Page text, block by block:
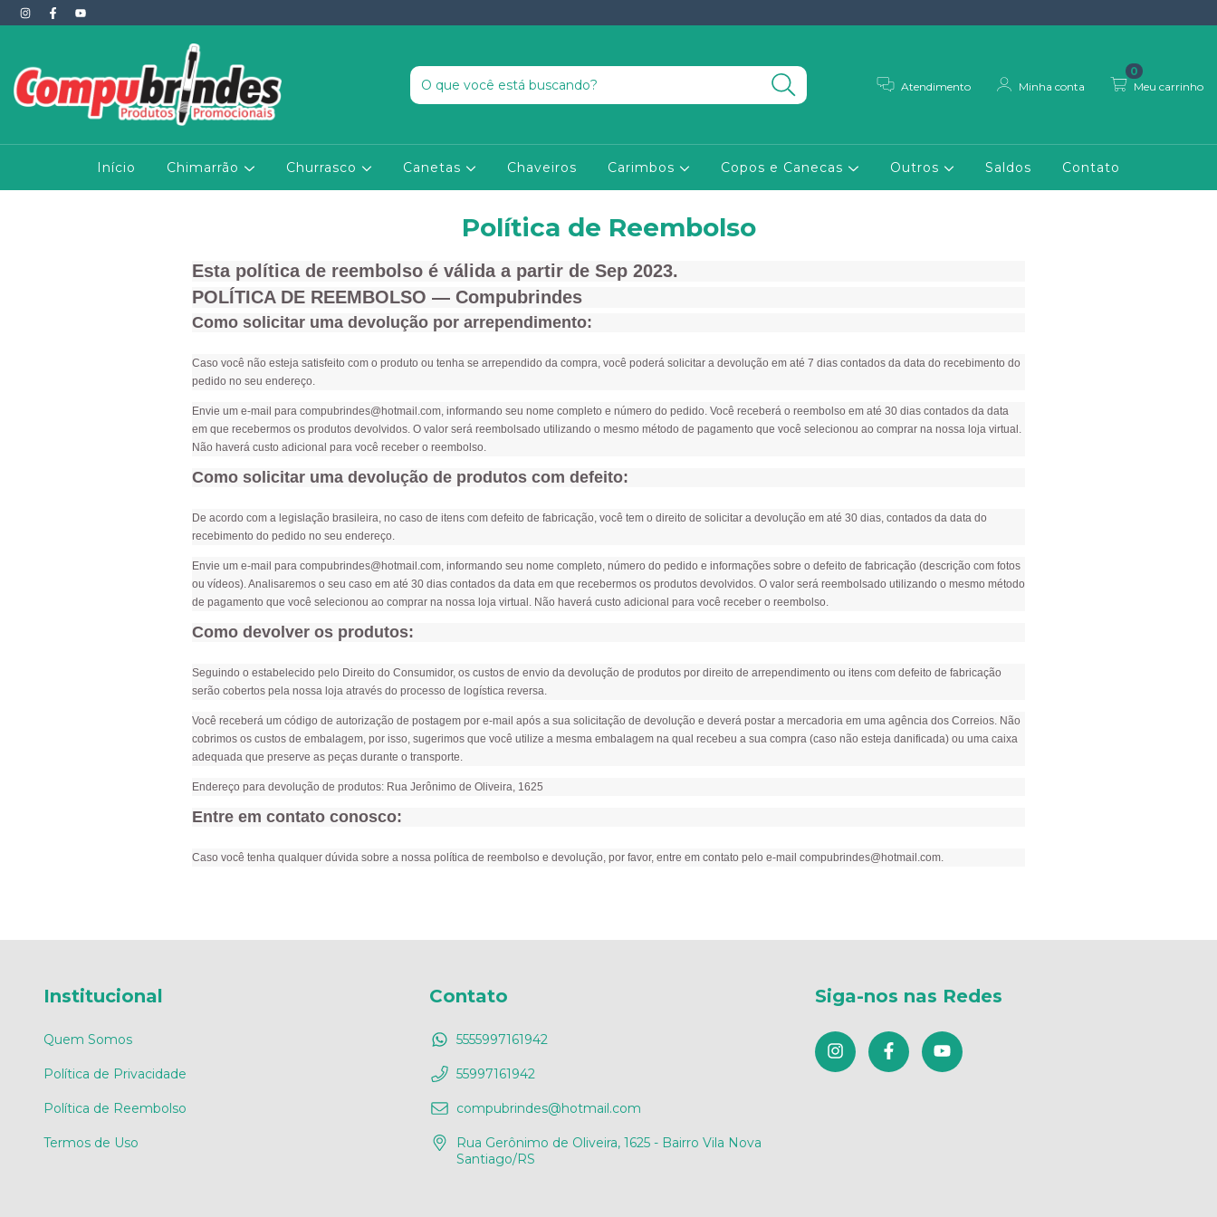
Atendimento Minha conta Meu carrinho
0
Início Chimarrão Churrasco Canetas Chaveiros Carimbos Copos e Canecas Outros Saldos Contato
Política de Reembolso
Esta política de reembolso é válida a partir de Sep 2023.
POLÍTICA DE REEMBOLSO — Compubrindes
Como solicitar uma devolução por arrependimento:
Caso você não esteja satisfeito com o produto ou tenha se arrependido da compra, você poderá solicitar a devolução em até 7 dias contados da data do recebimento do
pedido no seu endereço.
Envie um e-mail para compubrindes@hotmail.com, informando seu nome completo e número do pedido. Você receberá o reembolso em até 30 dias contados da data
em que recebermos os produtos devolvidos. O valor será reembolsado utilizando o mesmo método de pagamento que você selecionou ao comprar na nossa loja virtual.
Não haverá custo adicional para você receber o reembolso.
Como solicitar uma devolução de produtos com defeito:
De acordo com a legislação brasileira, no caso de itens com defeito de fabricação, você tem o direito de solicitar a devolução em até 30 dias, contados da data do
recebimento do pedido no seu endereço.
Envie um e-mail para compubrindes@hotmail.com, informando seu nome completo, número do pedido e informações sobre o defeito de fabricação (descrição com fotos
ou vídeos). Analisaremos o seu caso em até 30 dias contados da data em que recebermos os produtos devolvidos. O valor será reembolsado utilizando o mesmo método
de pagamento que você selecionou ao comprar na nossa loja virtual. Não haverá custo adicional para você receber o reembolso.
Como devolver os produtos:
Seguindo o estabelecido pelo Direito do Consumidor, os custos de envio da devolução de produtos por direito de arrependimento ou itens com defeito de fabricação
serão cobertos pela nossa loja através do processo de logística reversa.
Você receberá um código de autorização de postagem por e-mail após a sua solicitação de devolução e deverá postar a mercadoria em uma agência dos Correios. Não
cobrimos os custos de embalagem, por isso, sugerimos que você utilize a mesma embalagem na qual recebeu a sua compra (caso não esteja danificada) ou uma caixa
adequada que preserve as peças durante o transporte.
Endereço para devolução de produtos: Rua Jerônimo de Oliveira, 1625
Entre em contato conosco:
Caso você tenha qualquer dúvida sobre a nossa política de reembolso e devolução, por favor, entre em contato pelo e-mail compubrindes@hotmail.com.
Institucional
Quem Somos
Política de Privacidade
Política de Reembolso
Termos de Uso
Contato
5555997161942
55997161942
compubrindes@hotmail.com
Rua Gerônimo de Oliveira, 1625 - Bairro Vila Nova
Santiago/RS
Siga-nos nas Redes